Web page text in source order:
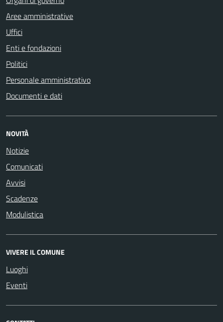
Aree amministrative
Uffici
Enti e fondazioni
Politici
Personale amministrativo
Documenti e dati
NOVITÀ
Notizie
Comunicati
Avvisi
Scadenze
Modulistica
VIVERE IL COMUNE
Luoghi
Eventi